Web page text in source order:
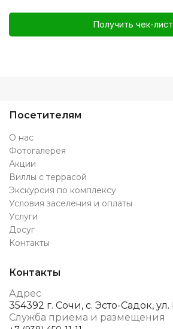
Посетителям
О нас
Фотогалерея
Акции
Виллы с террасой
Экскурсия по комплексу
Условия заселения и оплаты
Услуги
Досуг
Контакты
Контакты
Адрес
354392 г. Сочи, с. Эсто-Садок, ул.
Служба приема и размещения